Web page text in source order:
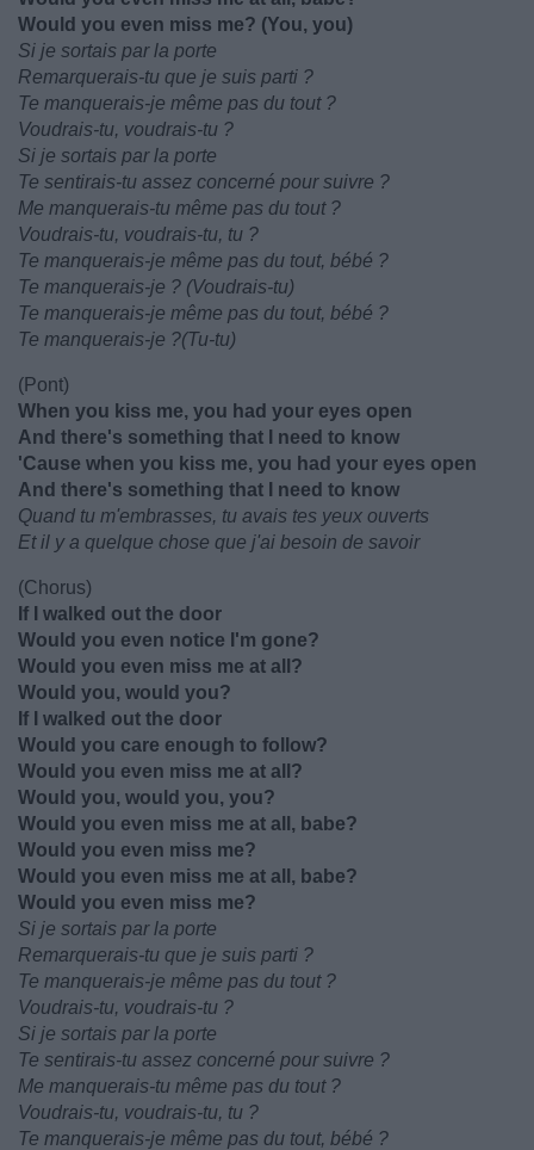
Would you even miss me? (You, you)
Si je sortais par la porte
Remarquerais-tu que je suis parti ?
Te manquerais-je même pas du tout ?
Voudrais-tu, voudrais-tu ?
Si je sortais par la porte
Te sentirais-tu assez concerné pour suivre ?
Me manquerais-tu même pas du tout ?
Voudrais-tu, voudrais-tu, tu ?
Te manquerais-je même pas du tout, bébé ?
Te manquerais-je ? (Voudrais-tu)
Te manquerais-je même pas du tout, bébé ?
Te manquerais-je ?(Tu-tu)
(Pont)
When you kiss me, you had your eyes open
And there's something that I need to know
'Cause when you kiss me, you had your eyes open
And there's something that I need to know
Quand tu m'embrasses, tu avais tes yeux ouverts
Et il y a quelque chose que j'ai besoin de savoir
(Chorus)
If I walked out the door
Would you even notice I'm gone?
Would you even miss me at all?
Would you, would you?
If I walked out the door
Would you care enough to follow?
Would you even miss me at all?
Would you, would you, you?
Would you even miss me at all, babe?
Would you even miss me?
Would you even miss me at all, babe?
Would you even miss me?
Si je sortais par la porte
Remarquerais-tu que je suis parti ?
Te manquerais-je même pas du tout ?
Voudrais-tu, voudrais-tu ?
Si je sortais par la porte
Te sentirais-tu assez concerné pour suivre ?
Me manquerais-tu même pas du tout ?
Voudrais-tu, voudrais-tu, tu ?
Te manquerais-je même pas du tout, bébé ?